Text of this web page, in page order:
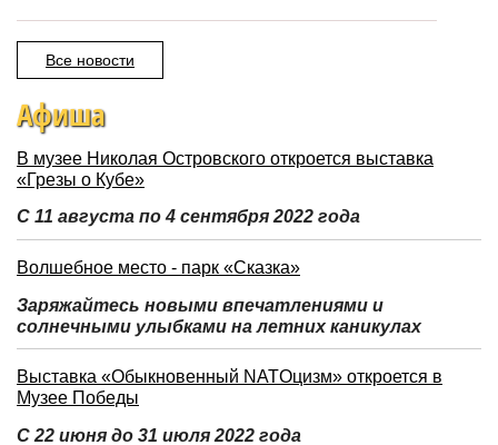
Все новости
Афиша
В музее Николая Островского откроется выставка
«Грезы о Кубе»
С 11 августа по 4 сентября 2022 года
Волшебное место - парк «Сказка»
Заряжайтесь новыми впечатлениями и
солнечными улыбками на летних каникулах
Выставка «Обыкновенный NATOцизм» откроется в
Музее Победы
С 22 июня до 31 июля 2022 года